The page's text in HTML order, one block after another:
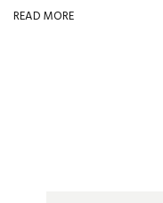
READ MORE